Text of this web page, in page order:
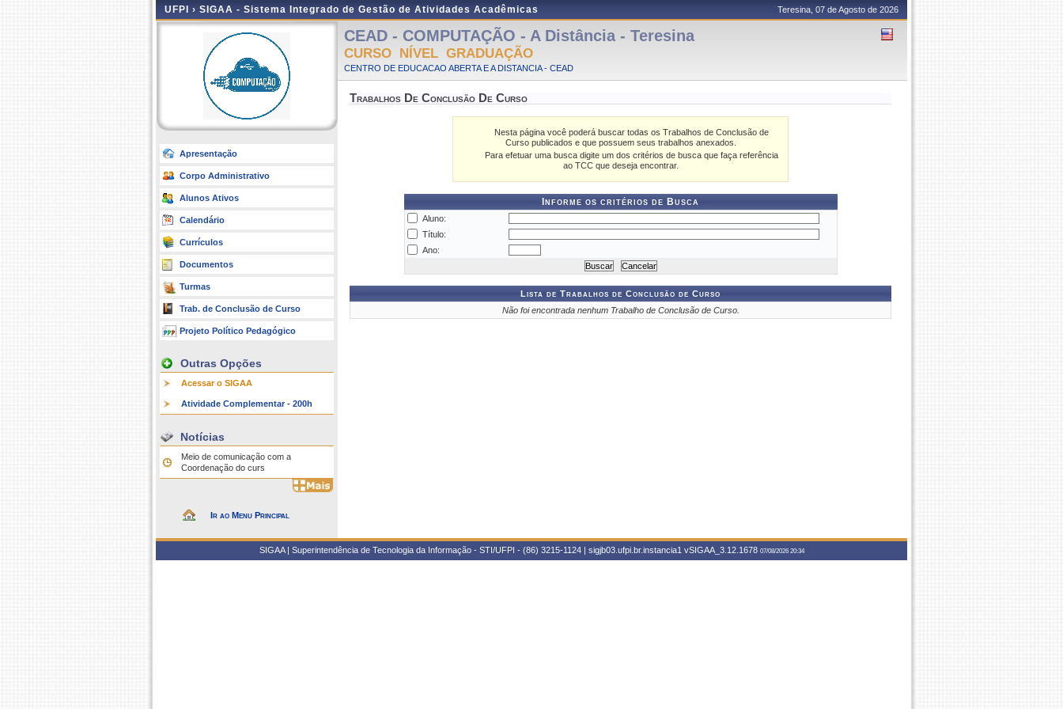
UFPI › SIGAA - Sistema Integrado de Gestão de Atividades Acadêmicas Teresina, 07 de Agosto de 2026
Apresentação
Corpo Administrativo
Alunos Ativos
Calendário
Currículos
Documentos
Turmas
Trab. de Conclusão de Curso
Projeto Político Pedagógico
Outras Opções
Acessar o SIGAA
Atividade Complementar - 200h
Notícias
Meio de comunicação com a
Coordenação do curs
Ir ao Menu Principal
CEAD - COMPUTAÇÃO - A Distância - Teresina
CURSO NÍVEL GRADUAÇÃO
CENTRO DE EDUCACAO ABERTA E A DISTANCIA - CEAD
Trabalhos De Conclusão De Curso
Nesta página você poderá buscar todas os Trabalhos de Conclusão de
Curso publicados e que possuem seus trabalhos anexados.
Para efetuar uma busca digite um dos critérios de busca que faça referência
ao TCC que deseja encontrar.
Informe os critérios de Busca
Aluno:
Título:
Ano:
Lista de Trabalhos de Conclusão de Curso
Não foi encontrada nenhum Trabalho de Conclusão de Curso.
SIGAA | Superintendência de Tecnologia da Informação - STI/UFPI - (86) 3215-1124 | sigjb03.ufpi.br.instancia1 vSIGAA_3.12.1678 07/08/2026 20:34